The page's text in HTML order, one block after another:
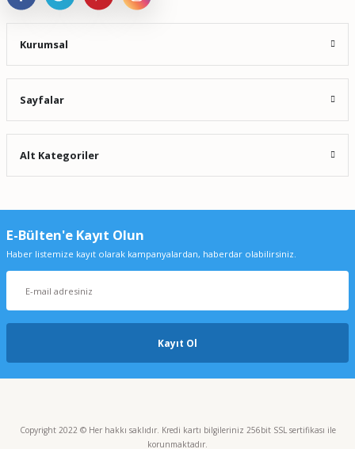
Kurumsal
Sayfalar
Alt Kategoriler
E-Bülten'e Kayıt Olun
Haber listemize kayıt olarak kampanyalardan, haberdar olabilirsiniz.
Kayıt Ol
Copyright 2022 © Her hakkı saklıdır. Kredi kartı bilgileriniz 256bit SSL sertifikası ile
korunmaktadır.